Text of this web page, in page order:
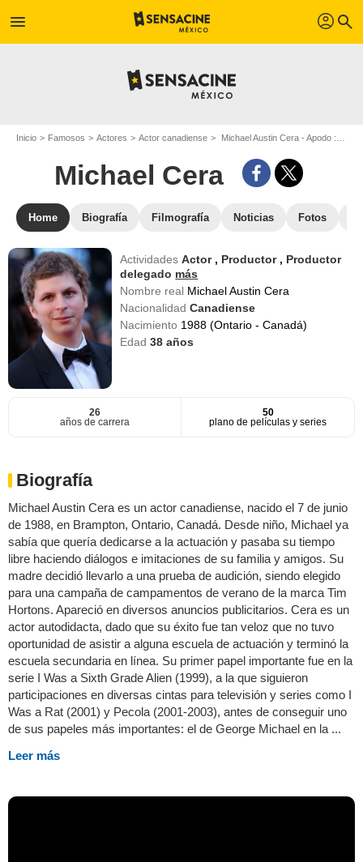
menu profil search
Inicio Famosos Actores Actor canadiense Michael Austin Cera - Apodo : Michael Cera
Michael Cera
Home Biografía Filmografía Noticias Fotos
ActividadesActor , Productor , Productor
delegado más
Nombre real Michael Austin Cera
NacionalidadCanadiense
Nacimiento 1988 (Ontario - Canadá)
Edad38 años
26
años de carrera
50
plano de películas y series
Biografía
Michael Austin Cera es un actor canadiense, nacido el 7 de junio
de 1988, en Brampton, Ontario, Canadá. Desde niño, Michael ya
sabía que quería dedicarse a la actuación y pasaba su tiempo
libre haciendo diálogos e imitaciones de su familia y amigos. Su
madre decidió llevarlo a una prueba de audición, siendo elegido
para una campaña de campamentos de verano de la marca Tim
Hortons. Apareció en diversos anuncios publicitarios. Cera es un
actor autodidacta, dado que su éxito fue tan veloz que no tuvo
oportunidad de asistir a alguna escuela de actuación y terminó la
escuela secundaria en línea. Su primer papel importante fue en la
serie I Was a Sixth Grade Alien (1999), a la que siguieron
participaciones en diversas cintas para televisión y series como I
Was a Rat (2001) y Pecola (2001-2003), antes de conseguir uno
de sus papeles más importantes: el de George Michael en la ...
Leer más